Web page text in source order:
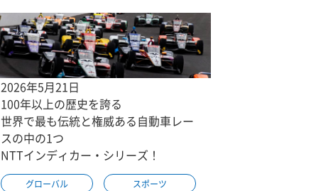
2026年5月21日
100年以上の歴史を誇る
世界で最も伝統と権威ある自動車レー
スの中の1つ
NTTインディカー・シリーズ！
グローバル スポーツ